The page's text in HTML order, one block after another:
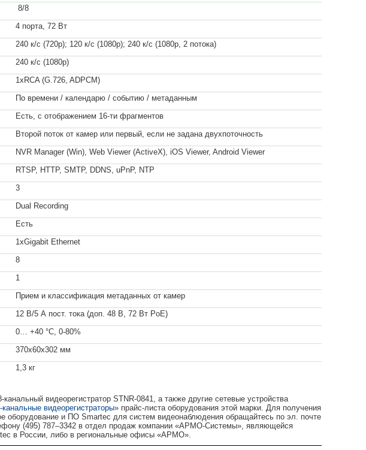
8/8
4 порта, 72 Вт
240 к/с (720р); 120 к/с (1080р); 240 к/с (1080р, 2 потока)
240 к/с (1080р)
1xRCA (G.726, ADPCM)
По времени / календарю / событию / метаданным
Есть, с отображением 16-ти фрагментов
Второй поток от камер или первый, если не задана двухпоточность
NVR Manager (Win), Web Viewer (ActiveX), iOS Viewer, Android Viewer
RTSP, HTTP, SMTP, DDNS, uPnP, NTP
3
Dual Recording
Есть
1хGigabit Ethernet
8
1
Прием и классификация метаданных от камер
12 В/5 А пост. тока (доп. 48 В, 72 Вт PoE)
0… +40 °С, 0-80%
370х60х302 мм
1,3 кг
видеорегистратор STNR-0841, а также другие сетевые устройства
канальные видеорегистраторы» прайс-листа оборудования этой марки. Для получения
оборудование и ПО Smartec для систем видеонаблюдения обращайтесь по эл. почте
(495) 787–3342 в отдел продаж компании «АРМО-Системы», являющейся
в России, либо в региональные офисы «АРМО».